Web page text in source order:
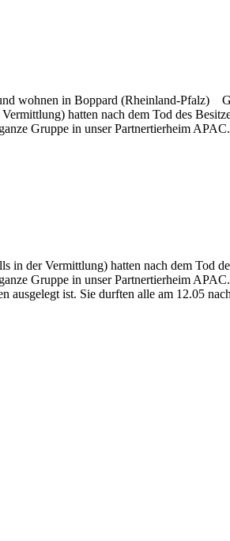
wohnen in Boppard (Rheinland-Pfalz)
hatten nach dem Tod des
Gruppe in unser Partnertierheim
in der Vermittlung) hatten nach dem Tod
Gruppe in unser Partnertierheim
ausgelegt ist. Sie durften alle am 12.05 nach